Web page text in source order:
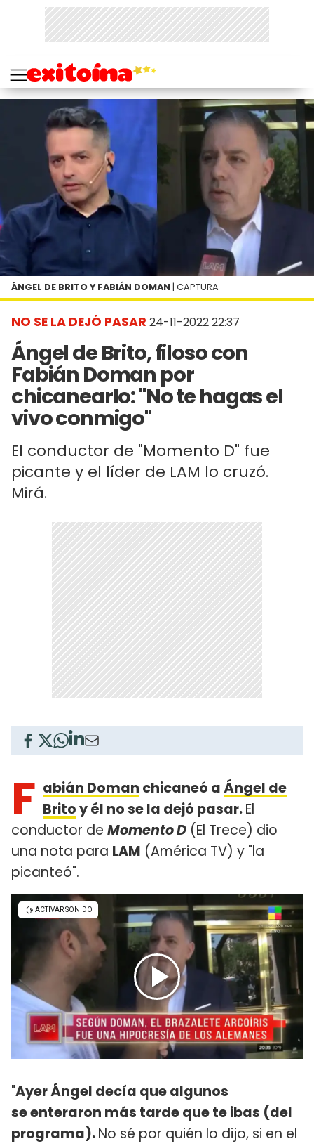
NO SE LA DEJÓ PASAR 24-11-2022 22:37
Ángel de Brito, filoso con
Fabián Doman por
chicanearlo: "No te hagas el
vivo conmigo"
El conductor de "Momento D" fue
picante y el líder de LAM lo cruzó.
Mirá.
ÁNGEL DE BRITO Y FABIÁN DOMAN | CAPTURA
F abián Doman chicaneó aÁngel de
Britoy él no se la dejó pasar.El
conductor de Momento D (El Trece) dio
una nota para LAM (América TV) y "la
picanteó".
"Ayer Ángel decía que algunos
se enteraron más tarde que te ibas (del
programa).No sé por quién lo dijo, si en el